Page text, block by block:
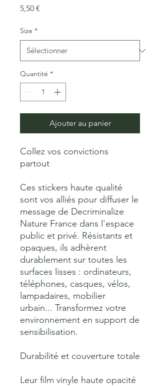
5,50 €
Size *
Quantité *
Ajouter au panier
Collez vos convictions
partout
Ces stickers haute qualité
sont vos alliés pour diffuser le
message de Decriminalize
Nature France dans l'espace
public et privé. Résistants et
opaques, ils adhèrent
durablement sur toutes les
surfaces lisses : ordinateurs,
téléphones, casques, vélos,
lampadaires, mobilier
urbain... Transformez votre
environnement en support de
sensibilisation.
Durabilité et couverture totale
Leur film vinyle haute opacité